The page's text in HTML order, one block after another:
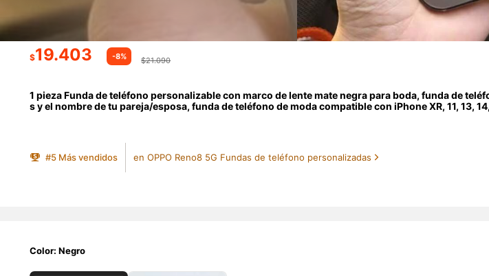
$19.403 -8%
$21.090
1 pieza Funda de teléfono personalizable con marco de lente mate negra para boda, funda de
s y el nombre de tu pareja/esposa, funda de teléfono de moda compatible con iPhone XR, 11, 13,
#5 Más vendidos en OPPO Reno8 5G Fundas de teléfono personalizadas
Color: Negro